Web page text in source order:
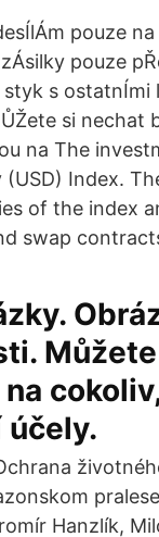
pouze
pouze
s
si nechat
na The
Index.
of the index
swap
účely.
Hanzlík,